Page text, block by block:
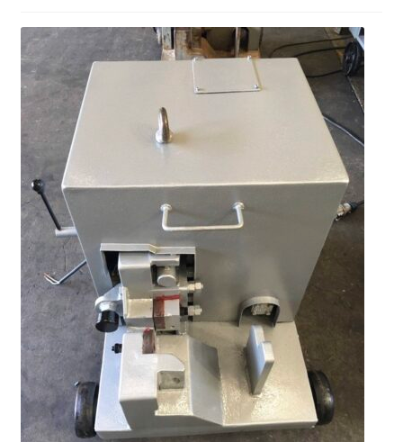
ตะกร้าสินค้า
ติดต่อเรา
นโยบายการคืนเงิน
บทความ
บริการ
ประวัติบริษัท
ลูกค้าของเรา
สินค้า COPKO
หน้าแรก COPKO